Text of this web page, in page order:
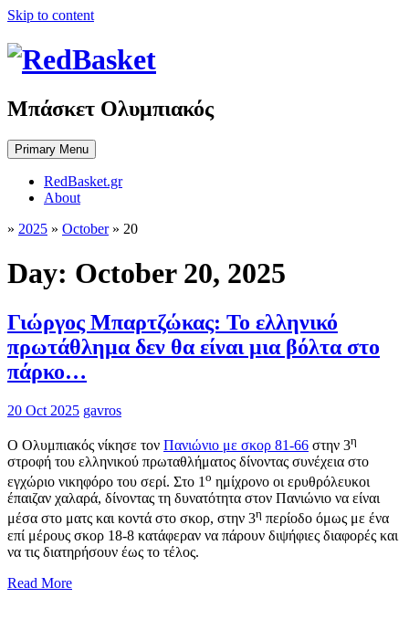
Skip to content
Μπάσκετ Ολυμπιακός
Primary Menu
RedBasket.gr
About
» 2025 » October» 20
Day: October 20, 2025
Γιώργος Μπαρτζώκας: Το ελληνικό
πρωτάθλημα δεν θα είναι μια βόλτα στο
πάρκο…
20 Oct 2025 gavros
Ο Ολυμπιακός νίκησε τον Πανιώνιο με σκορ 81-66 στην 3η
στροφή του ελληνικού πρωταθλήματος δίνοντας συνέχεια στο
εγχώριο νικηφόρο του σερί. Στο 1 ο ημίχρονο οι ερυθρόλευκοι
έπαιζαν χαλαρά, δίνοντας τη δυνατότητα στον Πανιώνιο να είναι
μέσα στο ματς και κοντά στο σκορ, στην 3η περίοδο όμως με ένα
επί μέρους σκορ 18-8 κατάφεραν να πάρουν διψήφιες διαφορές και
να τις διατηρήσουν έως το τέλος.
Read More